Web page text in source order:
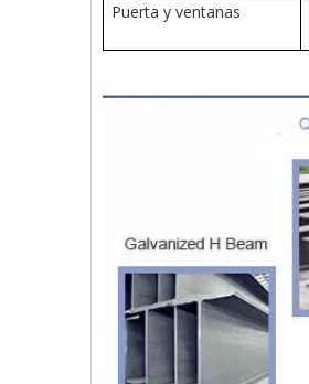
Puerta y ventanas